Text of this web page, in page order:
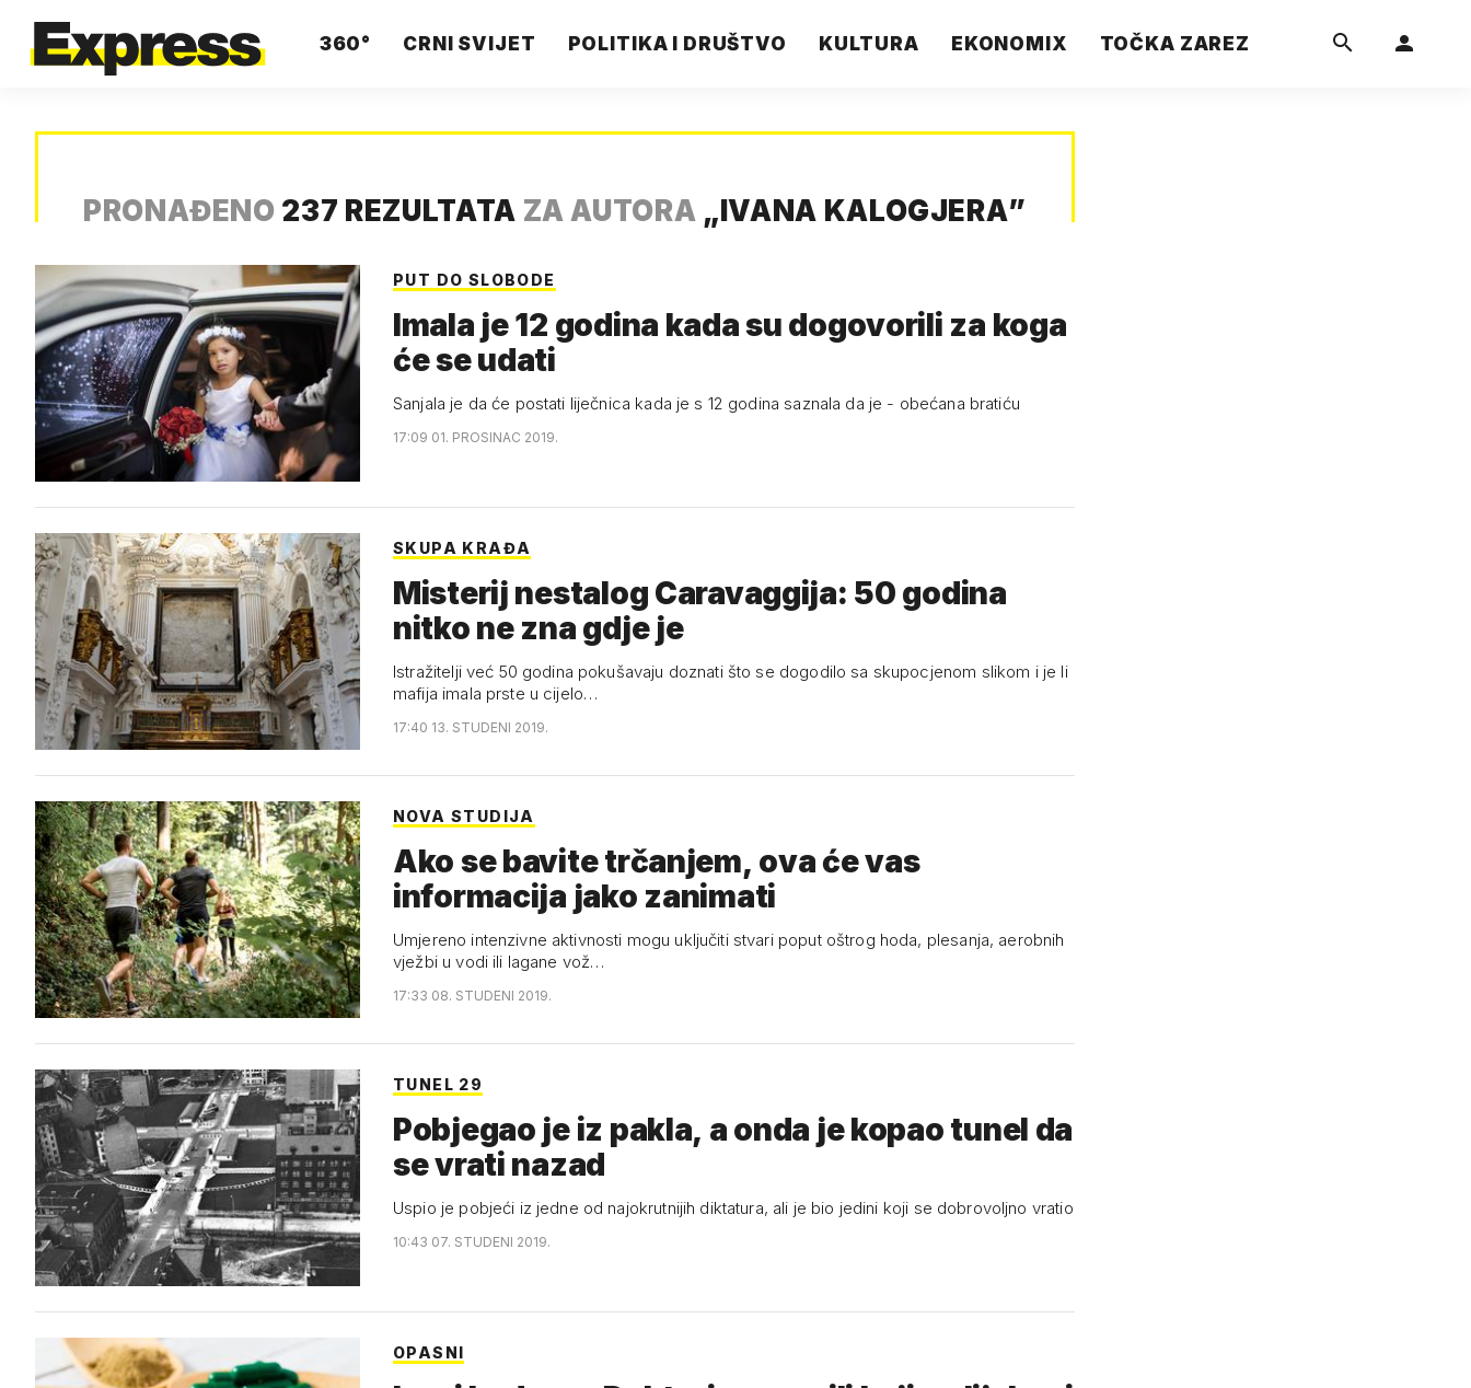
360° CRNI SVIJET POLITIKA I DRUŠTVO KULTURA EKONOMIX TOČKA ZAREZ
PRONAĐENO 237 REZULTATA ZA AUTORA „IVANA KALOGJERA”
PUT DO SLOBODE
Imala je 12 godina kada su dogovorili za koga
će se udati
Sanjala je da će postati liječnica kada je s 12 godina saznala da je - obećana bratiću
17:09 01. PROSINAC 2019.
SKUPA KRAĐA
Misterij nestalog Caravaggija: 50 godina
nitko ne zna gdje je
Istražitelji već 50 godina pokušavaju doznati što se dogodilo sa skupocjenom slikom i je li
mafija imala prste u cijelo…
17:40 13. STUDENI 2019.
NOVA STUDIJA
Ako se bavite trčanjem, ova će vas
informacija jako zanimati
Umjereno intenzivne aktivnosti mogu uključiti stvari poput oštrog hoda, plesanja, aerobnih
vježbi u vodi ili lagane vož…
17:33 08. STUDENI 2019.
TUNEL 29
Pobjegao je iz pakla, a onda je kopao tunel da
se vrati nazad
Uspio je pobjeći iz jedne od najokrutnijih diktatura, ali je bio jedini koji se dobrovoljno vratio
10:43 07. STUDENI 2019.
OPASNI